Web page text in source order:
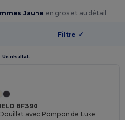
Jaune en gros et au détail
Filtre ✓
Un résultat.
BF390
avec Pompon de Luxe